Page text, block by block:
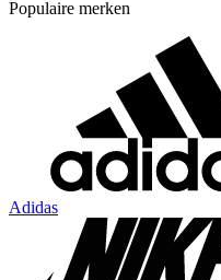
Populaire merken
Adidas